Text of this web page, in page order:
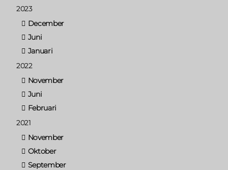
2023
December
Juni
Januari
2022
November
Juni
Februari
2021
November
Oktober
September